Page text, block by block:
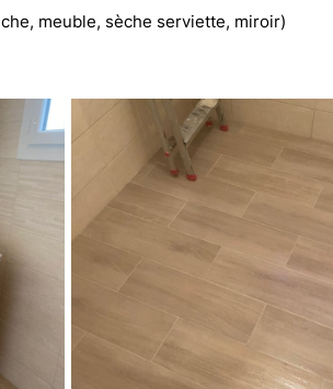
meuble, sèche serviette, miroir)